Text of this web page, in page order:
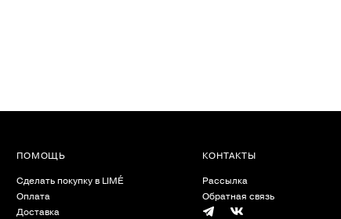
ПОМОЩЬ
Сделать покупку в LIMÉ
Оплата
Доставка
КОНТАКТЫ
Рассылка
Обратная связь